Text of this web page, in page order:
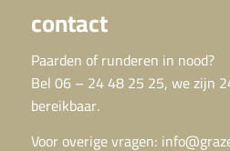
contact
Paarden of runderen in nood?
Bel 06 – 24 48 25 25, we zijn
bereikbaar.
Voor overige vragen: